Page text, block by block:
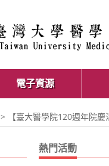
電子資源
> 【臺大醫學院120週年院
熱門活動